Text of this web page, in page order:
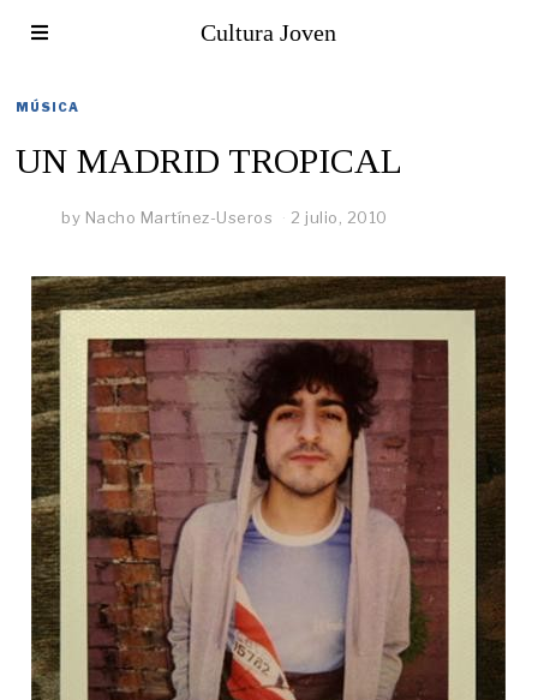
Cultura Joven
MÚSICA
UN MADRID TROPICAL
by Nacho Martínez-Useros 2 julio, 2010